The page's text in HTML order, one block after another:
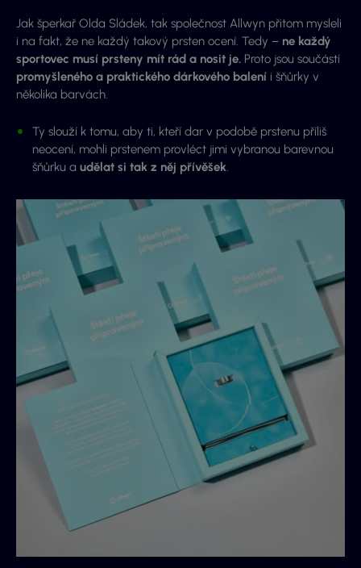
Jak šperkař Olda Sládek, tak společnost Allwyn přitom mysleli
i na fakt, že ne každý takový prsten ocení. Tedy – ne každý
sportovec musí prsteny mít rád a nosit je. Proto jsou součástí
promyšleného a praktického dárkového balení i šňůrky v
několika barvách.
Ty slouží k tomu, aby ti, kteří dar v podobě prstenu příliš
neocení, mohli prstenem provléct jimi vybranou barevnou
šňůrku a udělat si tak z něj přívěšek.